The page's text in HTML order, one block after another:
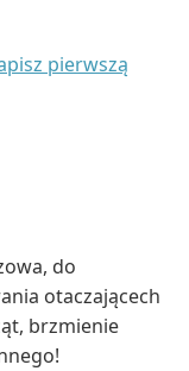
pierwszą
do
otaczającech
brzmienie